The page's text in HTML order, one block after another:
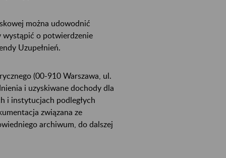
można udowodnić
wystąpić o potwierdzenie
Uzupełnień.
(00-910 Warszawa, ul.
i uzyskiwane dochody dla
i instytucjach podległych
związana ze
archiwum, do dalszej